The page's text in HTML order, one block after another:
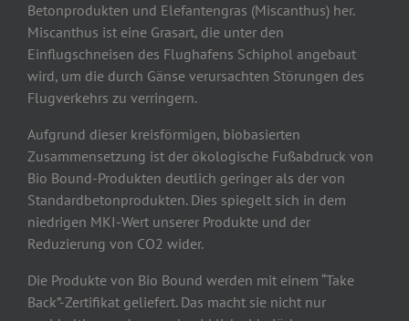
Betonprodukten und Elefantengras (Miscanthus) her.
Miscanthus ist eine Grasart, die unter den
Einflugschneisen des Flughafens Schiphol angebaut
wird, um die durch Gänse verursachten Störungen des
Flugverkehrs zu verringern.
Aufgrund dieser kreisförmigen, biobasierten
Zusammensetzung ist der ökologische Fußabdruck von
Bio Bound-Produkten deutlich geringer als der von
Standardbetonprodukten. Dies spiegelt sich in dem
niedrigen MKI-Wert unserer Produkte und der
Reduzierung von CO2 wider.
Die Produkte von Bio Bound werden mit einem “Take
Back”-Zertifikat geliefert. Das macht sie nicht nur